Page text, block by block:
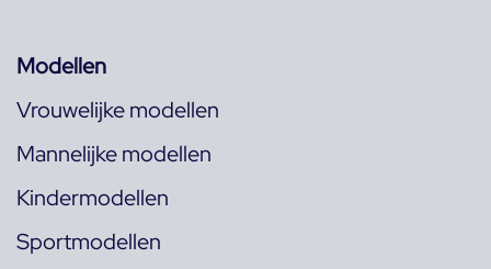
Modellen
Vrouwelijke modellen
Mannelijke modellen
Kindermodellen
Sportmodellen